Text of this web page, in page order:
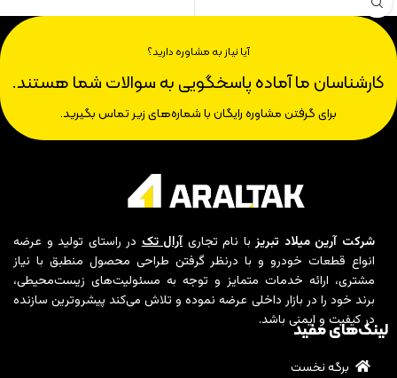
آیا نیاز به مشاوره دارید؟
کارشناسان ما آماده پاسخگویی به سوالات شما هستند.
برای گرفتن مشاوره رایگان با شماره‌های زیر تماس بگیرید.
شرکت آرین میلاد تبریزبا نام تجاریآرال تکدر راستای تولید و عرضه
انواع قطعات خودرو و با درنظر گرفتن طراحی محصول منطبق با نیاز
مشتری، ارائه خدمات متمایز و توجه به مسئولیت‌های زیست‌محیطی،
برند خود را در بازار داخلی عرضه نموده و تلاش می‌کند پیشروترین سازنده
در کیفیت و ایمنی باشد.
لینک‌های مفید
برگه نخست